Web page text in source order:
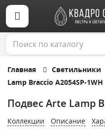
Главная Светильники
Lamp Braccio A2054SP-1WH
Подвес Arte Lamp
Коллекции Описание